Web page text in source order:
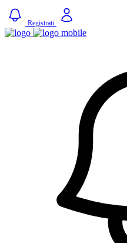
Registrati